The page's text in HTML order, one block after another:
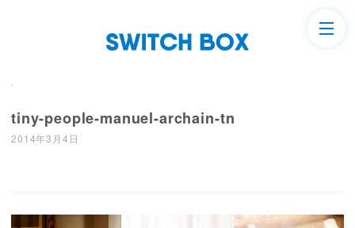
tiny-people-manuel-archain-tn
2014年3月4日